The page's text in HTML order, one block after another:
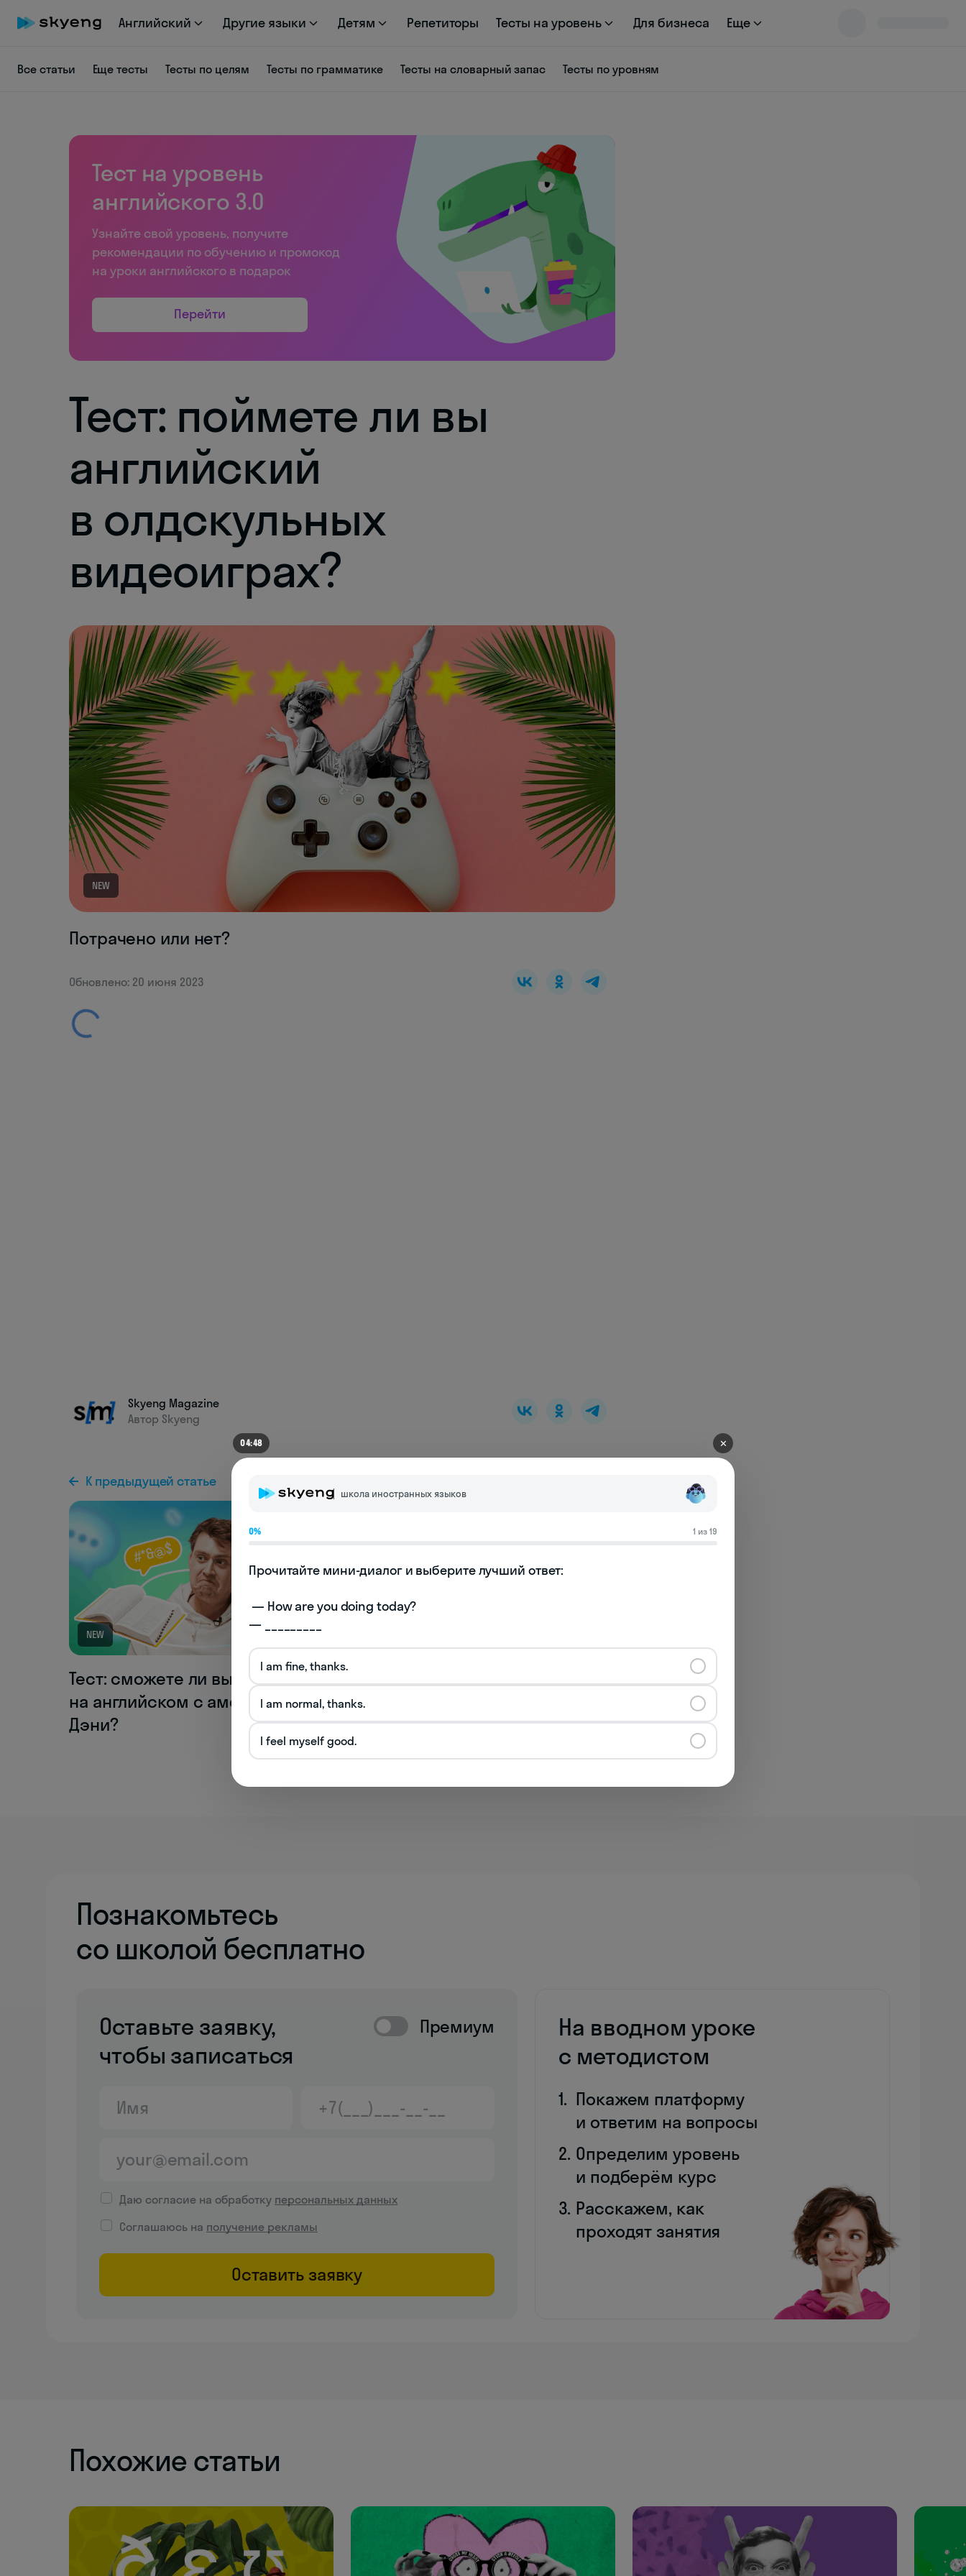
Английский Другие языки Детям Репетиторы Тесты на уровень Для бизнеса Еще
Все статьи Еще тесты Тесты по целям Тесты по грамматике Тесты на словарный запас Тесты по уровням
Тест на уровень
английского 3.0
Узнайте свой уровень, получите
рекомендации по обучению и промокод
на уроки английского в подарок
Перейти
Тест: поймете ли вы
английский
в олдскульных
видеоиграх?
NEW
Потрачено или нет?
Обновлено: 20 июня 2023
Skyeng Magazine
Автор Skyeng
К предыдущей статье
NEW
Тест: сможете ли вы поболтать
на английском с америкашкой
Дэни?
Ship или sheep? Сложный тест
про английские слова, которые
отличаются только долготой
звука
Познакомьтесь
со школой бесплатно
Премиум
Оставьте заявку,
чтобы записаться
Даю согласие на обработку персональных данных
Соглашаюсь на получение рекламы
Оставить заявку
На вводном уроке
с методистом
Покажем платформу
и ответим на вопросы
Определим уровень
и подберём курс
Расскажем, как
проходят занятия
Похожие статьи
04:44 ✕
школа иностранных языков
0% 1 из 19
Прочитайте мини-диалог и выберите лучший ответ:
— _________
I am fine, thanks.
I am normal, thanks.
I feel myself good.